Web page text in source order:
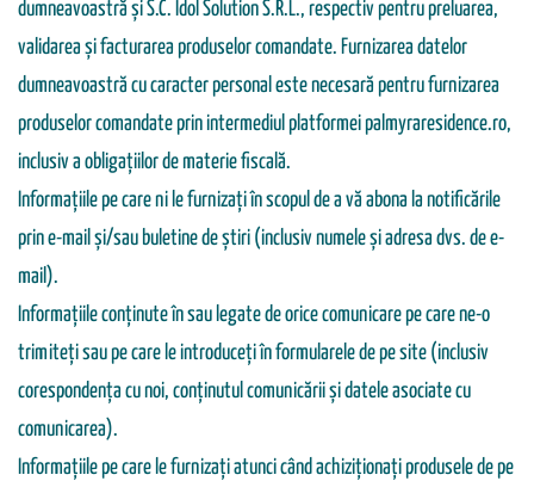
dumneavoastră şi S.C. Idol Solution S.R.L., respectiv pentru preluarea,
validarea şi facturarea produselor comandate. Furnizarea datelor
dumneavoastră cu caracter personal este necesară pentru furnizarea
produselor comandate prin intermediul platformei palmyraresidence.ro,
inclusiv a obligațiilor de materie fiscală.
Informațiile pe care ni le furnizați în scopul de a vă abona la notificările
prin e-mail și/sau buletine de știri (inclusiv numele și adresa dvs. de e-
mail).
Informațiile conținute în sau legate de orice comunicare pe care ne-o
trimiteți sau pe care le introduceți în formularele de pe site (inclusiv
corespondența cu noi, conținutul comunicării și datele asociate cu
comunicarea).
Informațiile pe care le furnizați atunci când achiziționați produsele de pe